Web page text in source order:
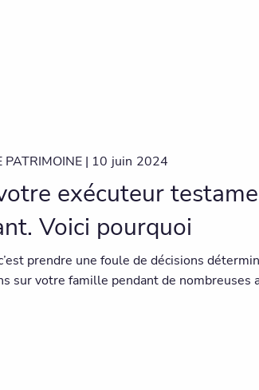
PATRIMOINE | 10 juin 2024
exécuteur
Voici pourquoi
prendre une foule de décisions
sur votre famille pendant de nombreuses